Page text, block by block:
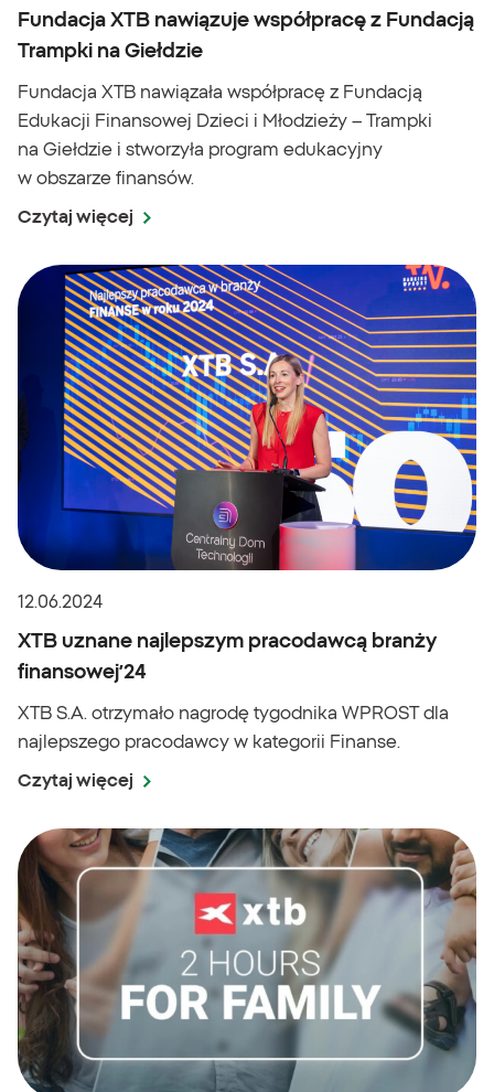
Fundacja XTB nawiązuje współpracę z Fundacją
Trampki na Giełdzie
Fundacja XTB nawiązała współpracę z Fundacją
Edukacji Finansowej Dzieci i Młodzieży – Trampki
na Giełdzie i stworzyła program edukacyjny
w obszarze finansów.
Czytaj więcej
12.06.2024
XTB uznane najlepszym pracodawcą branży
finansowej’24
XTB S.A. otrzymało nagrodę tygodnika WPROST dla
najlepszego pracodawcy w kategorii Finanse.
Czytaj więcej